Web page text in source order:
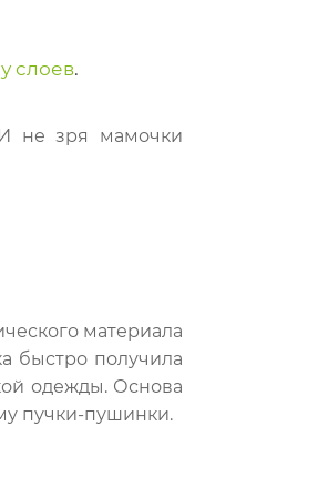
слоев.
И не зря мамочки
материала
быстро получила
одежды. Основа
пучки-пушинки.